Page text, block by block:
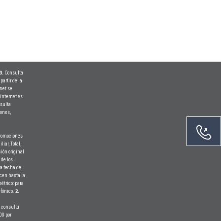
3. Consulta
de la
se
internet es
Total,
original
los
fecha de
hasta la
para
2.
consulta
por